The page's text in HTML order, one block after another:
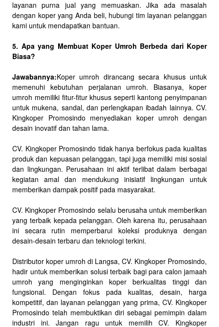
layanan purna jual yang memuaskan. Jika ada masalah
dengan koper yang Anda beli, hubungi tim layanan pelanggan
kami untuk mendapatkan bantuan.
5. Apa yang Membuat Koper Umroh Berbeda dari Koper
Biasa?
Jawabannya:Koper umroh dirancang secara khusus untuk
memenuhi kebutuhan perjalanan umroh. Biasanya, koper
umroh memiliki fitur-fitur khusus seperti kantong penyimpanan
untuk mukena, sandal, dan perlengkapan ibadah lainnya. CV.
Kingkoper Promosindo menyediakan koper umroh dengan
desain inovatif dan tahan lama.
CV. Kingkoper Promosindo tidak hanya berfokus pada kualitas
produk dan kepuasan pelanggan, tapi juga memiliki misi sosial
dan lingkungan. Perusahaan ini aktif terlibat dalam berbagai
kegiatan amal dan mendukung inisiatif lingkungan untuk
memberikan dampak positif pada masyarakat.
CV. Kingkoper Promosindo selalu berusaha untuk memberikan
yang terbaik kepada pelanggan. Oleh karena itu, perusahaan
ini secara rutin memperbarui koleksi produknya dengan
desain-desain terbaru dan teknologi terkini.
Distributor koper umroh di Langsa, CV. Kingkoper Promosindo,
hadir untuk memberikan solusi terbaik bagi para calon jamaah
umroh yang menginginkan koper berkualitas tinggi dan
fungsional. Dengan fokus pada kualitas, desain, harga
kompetitif, dan layanan pelanggan yang prima, CV. Kingkoper
Promosindo telah membuktikan diri sebagai pemimpin dalam
industri ini. Jangan ragu untuk memilih CV. Kingkoper